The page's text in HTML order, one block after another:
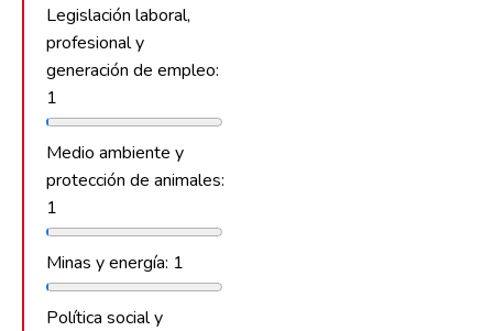
Legislación laboral,
profesional y
generación de empleo:
1
Medio ambiente y
protección de animales:
1
Minas y energía: 1
Política social y